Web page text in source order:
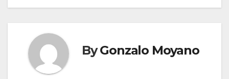
ByGonzalo Moyano